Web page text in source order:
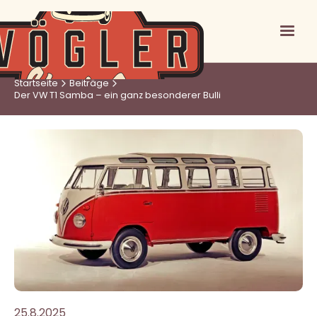
Startseite
Beiträge
Der VW T1 Samba – ein ganz besonderer Bulli